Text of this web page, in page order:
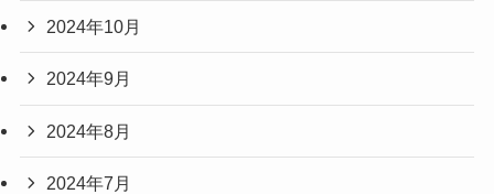
2024年10月
2024年9月
2024年8月
2024年7月